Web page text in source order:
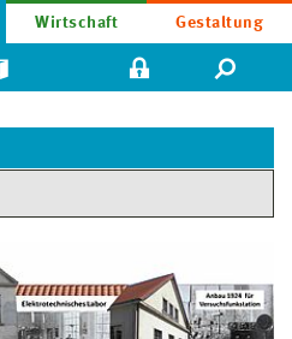
Wirtschaft Gestaltung